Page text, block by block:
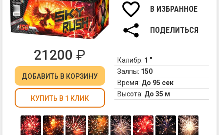
В ИЗБРАННОЕ
ПОДЕЛИТЬСЯ
21200 ₽
ДОБАВИТЬ В КОРЗИНУ
КУПИТЬ В 1 КЛИК
Калибр: 1 "
Залпы: 150
Время: До 95 сек
Высота: До 35 м